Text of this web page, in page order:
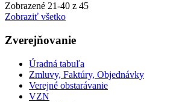
Zobrazené 21-40 z 45
Zobraziť všetko
Zverejňovanie
Úradná tabuľa
Zmluvy, Faktúry, Objednávky
Verejné obstarávanie
VZN